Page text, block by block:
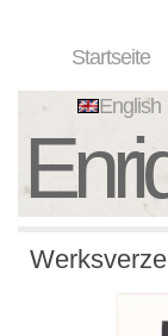
Startseite
English